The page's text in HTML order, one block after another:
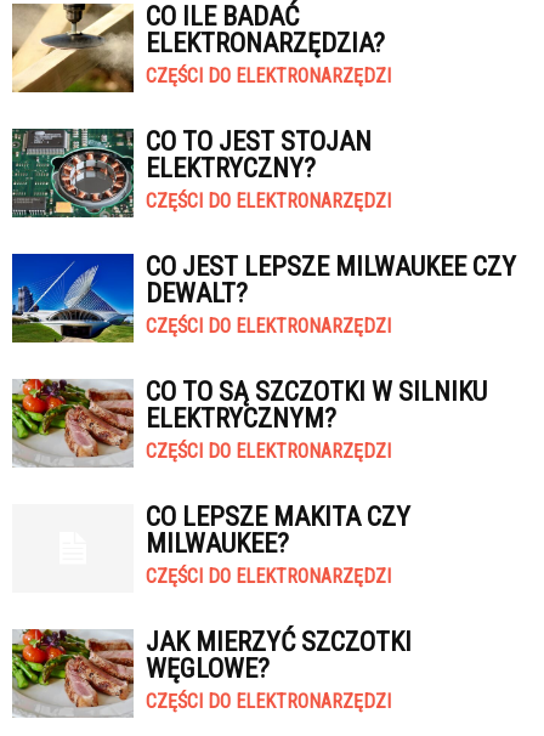
CO ILE BADAĆ
ELEKTRONARZĘDZIA?
CZĘŚCI DO ELEKTRONARZĘDZI
CO TO JEST STOJAN
ELEKTRYCZNY?
CZĘŚCI DO ELEKTRONARZĘDZI
CO JEST LEPSZE MILWAUKEE CZY
DEWALT?
CZĘŚCI DO ELEKTRONARZĘDZI
CO TO SĄ SZCZOTKI W SILNIKU
ELEKTRYCZNYM?
CZĘŚCI DO ELEKTRONARZĘDZI
CO LEPSZE MAKITA CZY
MILWAUKEE?
CZĘŚCI DO ELEKTRONARZĘDZI
JAK MIERZYĆ SZCZOTKI
WĘGLOWE?
CZĘŚCI DO ELEKTRONARZĘDZI